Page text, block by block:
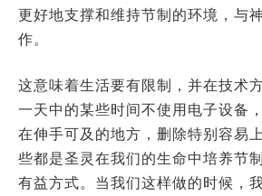
更好地支撑和维持节制的环境，与
作。
这意味着生活要有限制，并在技术
一天中的某些时间不使用电子设备
在伸手可及的地方，删除特别容易
些都是圣灵在我们的生命中培养节
有益方式。当我们这样做的时候，